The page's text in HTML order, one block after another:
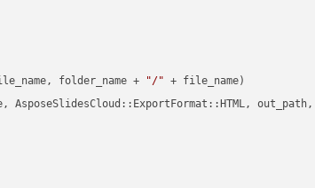
folder_name + "/" + file_name)
AsposeSlidesCloud::ExportFormat::HTML, out_path,